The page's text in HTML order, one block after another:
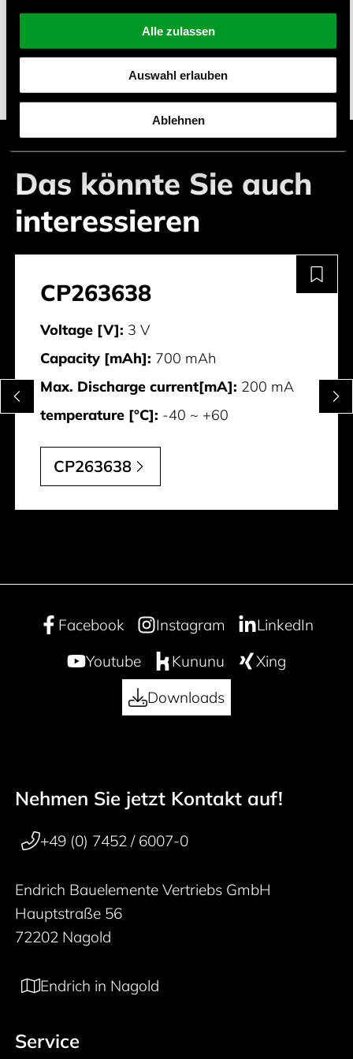
Alle zulassen
Auswahl erlauben
Ablehnen
Automotive
IoT-Anwendungen
Wei e Ware
Das könnte Sie auch
interessieren
CP263638
Voltage [V]: 3 V
Capacity [mAh]: 700 mAh
Max. Discharge current[mA]: 200 mA
temperature [°C]: -40 ~ +60
CP263638
Facebook Instagram
LinkedIn
Youtube
Kununu
Xing
Downloads
50 years
Footer navigation
Nehmen Sie jetzt Kontakt auf!
+49 (0) 7452 / 6007-0
Endrich Bauelemente Vertriebs GmbH
Hauptstraße 56
72202 Nagold
Endrich in Nagold
Service